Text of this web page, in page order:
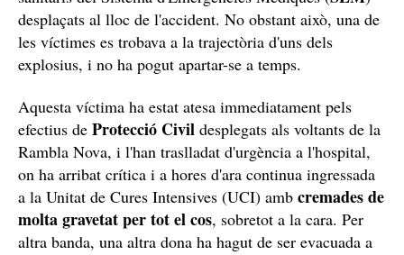
desplaçats al lloc de l'accident. No obstant això, una de
les víctimes es trobava a la trajectòria d'uns dels
explosius, i no ha pogut apartar-se a temps.